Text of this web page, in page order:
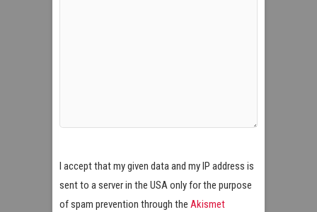
I accept that my given data and my IP address is
sent to a server in the USA only for the purpose
of spam prevention through the Akismet